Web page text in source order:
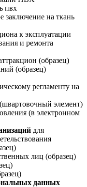
пвх
заключение на ткань
к эксплуатации
и ремонта
(образец)
(образец)
регламенту на
(швартовочный элемент)
(в электронном
для
лиц (образец)
данных